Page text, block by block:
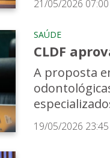
21/05/2026 07:00
SAÚDE
CLDF
A proposta
19/05/2026 23:45